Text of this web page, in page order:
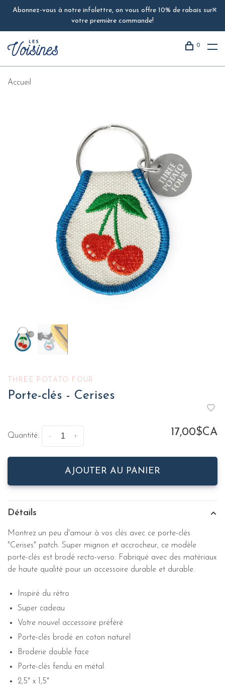
Abonnez-vous à notre infolettre, on vous offre 10% de rabais sur
votre première commande!
0
Accueil
THREE POTATO FOUR
Porte-clés - Cerises
Quantité: +
- 17,00$CA
AJOUTER AU PANIER
Détails
Montrez un peu d'amour à vos clés avec ce porte-clés
"Cerises" patch. Super mignon et accrocheur, ce modèle
porte-clés est brodé recto-verso. Fabriqué avec des matériaux
de haute qualité pour un accessoire durable et durable.
Inspiré du rétro
Super cadeau
Votre nouvel accessoire préféré
Porte-clés brodé en coton naturel
Broderie double face
Porte-clés fendu en métal.
2,5" x 1,5"